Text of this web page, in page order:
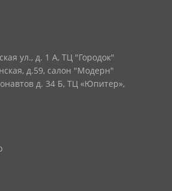
ул., д. 1 А, ТЦ "Городок"
д.59, салон "Модерн"
д. 34 Б, ТЦ «Юпитер»,